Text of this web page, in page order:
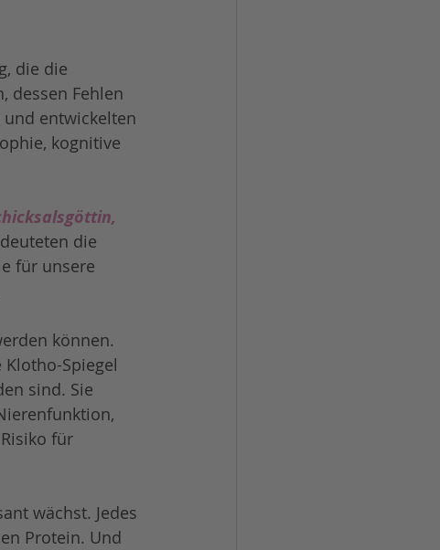
die die
dessen Fehlen
entwickelten
kognitive
die
für unsere
können.
Spiegel
sind. Sie
für
wächst. Jedes
Protein. Und